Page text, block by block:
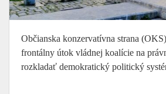
Občianska konzervatívna strana
frontálny útok vládnej koalície na
rozkladať demokratický politický